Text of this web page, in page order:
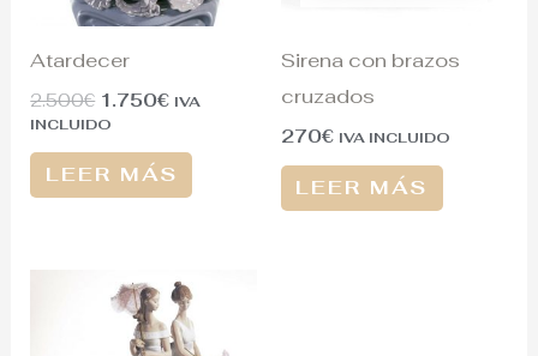
Atardecer
2.500€ 1.750€ IVA
INCLUIDO
LEER MÁS
Sirena con brazos
cruzados
270€ IVA INCLUIDO
LEER MÁS